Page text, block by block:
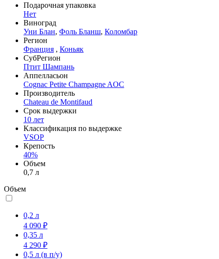
Подарочная упаковка
Нет
Виноград
Уни Блан, Фоль Бланш, Коломбар
Регион
Франция , Коньяк
СубРегион
Птит Шампань
Аппелласьон
Cognac Petite Champagne AOC
Производитель
Chateau de Montifaud
Срок выдержки
10 лет
Классификация по выдержке
VSOP
Крепость
40%
Объем
0,7 л
Объем
0,2 л
4 090 ₽
0,35 л
4 290 ₽
0,5 л (в п/у)